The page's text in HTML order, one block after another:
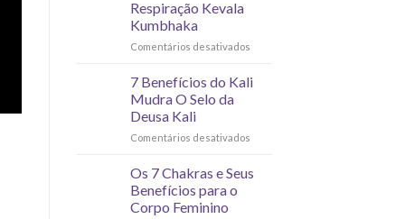
Respiração Kevala
Kumbhaka
Comentários desativados
7 Benefícios do Kali
Mudra O Selo da
Deusa Kali
Comentários desativados
Os 7 Chakras e Seus
Benefícios para o
Corpo Feminino